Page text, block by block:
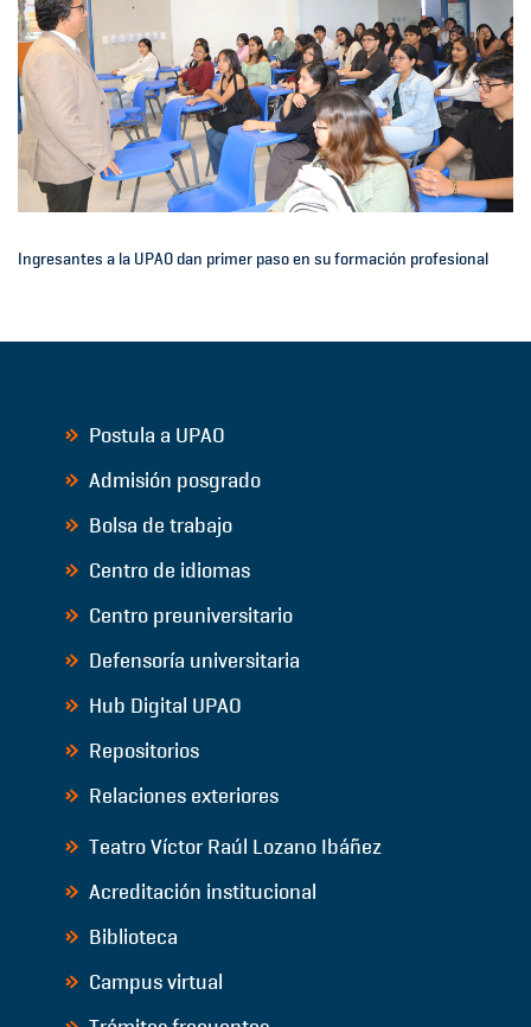
Ingresantes a la UPAO dan primer paso en su formación profesional
Postula a UPAO
Admisión posgrado
Bolsa de trabajo
Centro de idiomas
Centro preuniversitario
Defensoría universitaria
Hub Digital UPAO
Repositorios
Relaciones exteriores
Teatro Víctor Raúl Lozano Ibáñez
Acreditación institucional
Biblioteca
Campus virtual